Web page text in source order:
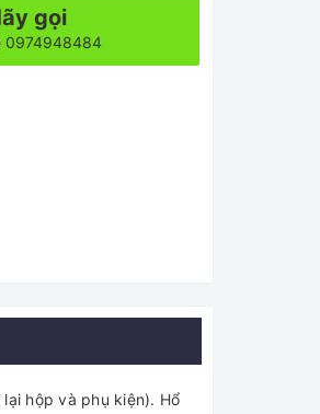
gọi
0974948484
hộp và phụ kiện). Hổ